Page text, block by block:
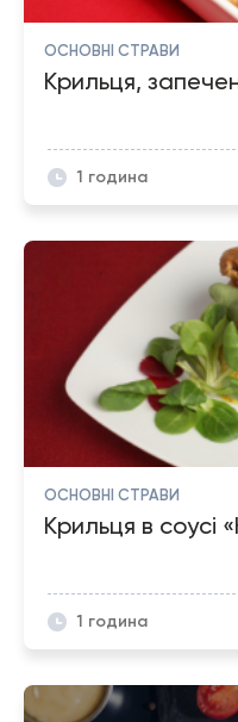
ОСНОВНІ СТРАВИ
Крильця,
1 година
ОСНОВНІ СТРАВИ
Крильця в соусі
1 година